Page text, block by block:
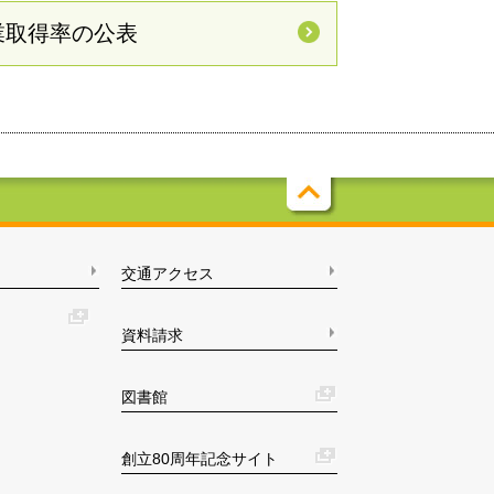
得率の公表
交通アクセス
資料請求
図書館
創立80周年記念サイト